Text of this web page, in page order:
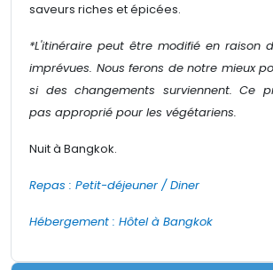
saveurs riches et épicées.
*L'itinéraire peut être modifié en raison
imprévues. Nous ferons de notre mieux
si des changements surviennent. Ce
pas approprié pour les végétariens.
Nuit à Bangkok.
Repas : Petit-déjeuner / Diner
Hébergement : Hôtel à Bangkok